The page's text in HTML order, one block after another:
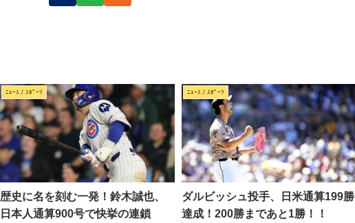
ﾆｭｰｽ / ｽﾎﾟｰﾂ
歴史に名を刻む一発！鈴木誠也、
日本人通算900号で快挙の連鎖
ﾆｭｰｽ / ｽﾎﾟｰﾂ
ダルビッシュ投手、日米通算199勝
達成！200勝まであと1勝！！